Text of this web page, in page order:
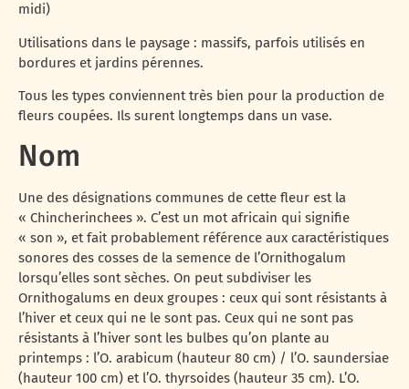
midi)
Utilisations dans le paysage : massifs, parfois utilisés en
bordures et jardins pérennes.
Tous les types conviennent très bien pour la production de
fleurs coupées. Ils surent longtemps dans un vase.
Nom
Une des désignations communes de cette fleur est la
« Chincherinchees ». C’est un mot africain qui signifie
« son », et fait probablement référence aux caractéristiques
sonores des cosses de la semence de l’Ornithogalum
lorsqu’elles sont sèches. On peut subdiviser les
Ornithogalums en deux groupes : ceux qui sont résistants à
l’hiver et ceux qui ne le sont pas. Ceux qui ne sont pas
résistants à l’hiver sont les bulbes qu’on plante au
printemps : l’O. arabicum (hauteur 80 cm) / l’O. saundersiae
(hauteur 100 cm) et l’O. thyrsoides (hauteur 35 cm). L’O.